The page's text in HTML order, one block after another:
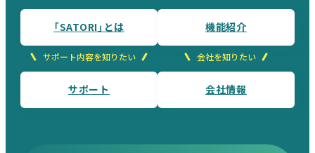
「SATORI」とは 機能紹介
サポート内容を知りたい
サポート
会社を知りたい
会社情報